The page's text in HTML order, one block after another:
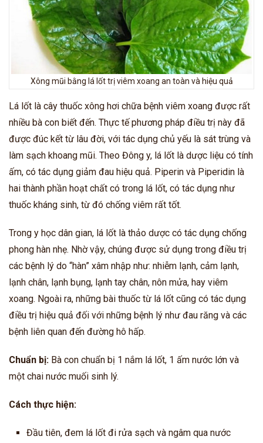
Xông mũi bằng lá lốt trị viêm xoang an toàn và hiệu quả
Lá lốt là cây thuốc xông hơi chữa bệnh viêm xoang được rất
nhiều bà con biết đến. Thực tế phương pháp điều trị này đã
được đúc kết từ lâu đời, với tác dụng chủ yếu là sát trùng và
làm sạch khoang mũi. Theo Đông y, lá lốt là dược liệu có tính
ấm, có tác dụng giảm đau hiệu quả. Piperin và Piperidin là
hai thành phần hoạt chất có trong lá lốt, có tác dụng như
thuốc kháng sinh, từ đó chống viêm rất tốt.
Trong y học dân gian, lá lốt là thảo dược có tác dụng chống
phong hàn nhẹ. Nhờ vậy, chúng được sử dụng trong điều trị
các bệnh lý do “hàn” xâm nhập như: nhiễm lạnh, cảm lạnh,
lạnh chân, lạnh bụng, lạnh tay chân, nôn mửa, hay viêm
xoang. Ngoài ra, những bài thuốc từ lá lốt cũng có tác dụng
điều trị hiệu quả đối với những bệnh lý như đau răng và các
bệnh liên quan đến đường hô hấp.
Chuẩn bị: Bà con chuẩn bị 1 nắm lá lốt, 1 ấm nước lớn và
một chai nước muối sinh lý.
Cách thực hiện:
Đầu tiên, đem lá lốt đi rửa sạch và ngâm qua nước